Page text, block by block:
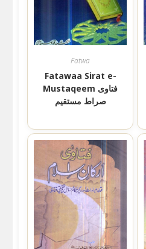
Fatwa
Fatawaa Sirat e-
Mustaqeem فتاوی
صراط مستقیم